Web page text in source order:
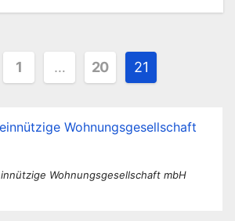
1 … 20 21
Wohnungsgesellschaft mbH